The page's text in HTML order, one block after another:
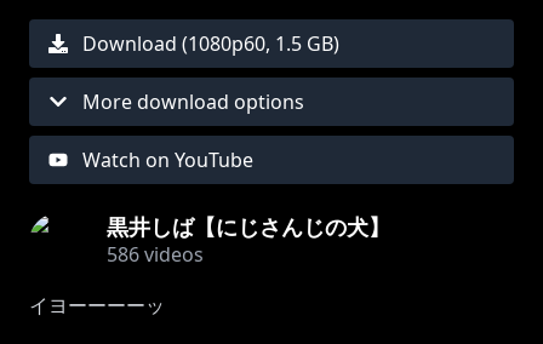
Download (1080p60, 1.5 GB)
More download options
Watch on YouTube
黒井しば【にじさんじの犬】
586videos
イヨーーーーッ